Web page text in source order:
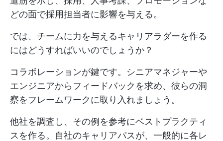
どの面で採用担当者に影響を与える。
では、チームに力を与えるキャリアラダーを作る
にはどうすればいいのでしょうか？
コラボレーションが鍵です。シニアマネジャーや
エンジニアからフィードバックを求め、彼らの洞
察をフレームワークに取り入れましょう。
他社を調査し、その例を参考にベストプラクティ
スを作る。自社のキャリアパスが、一般的に各レ